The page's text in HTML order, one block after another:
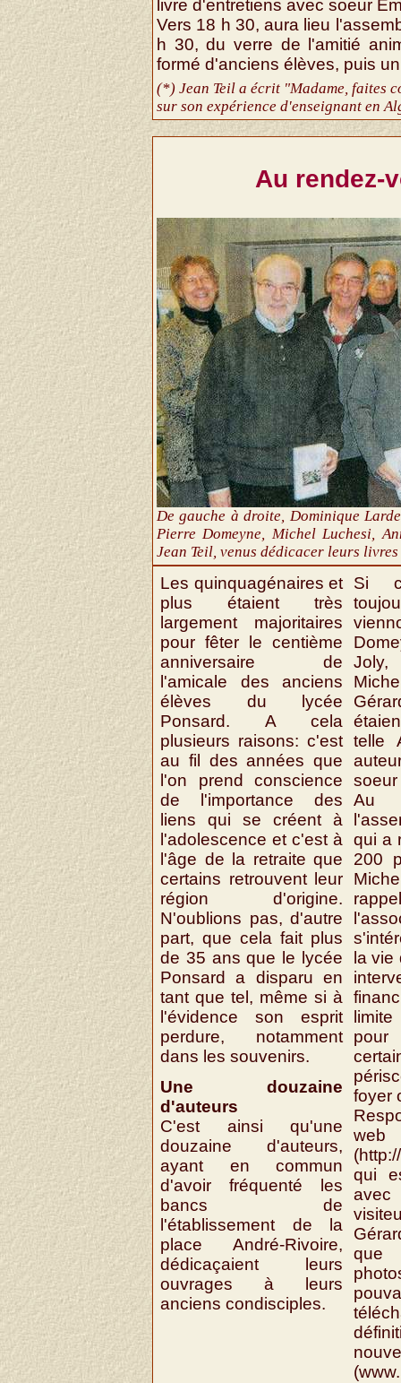
livre d'entretiens avec soeur
Vers 18 h 30, aura lieu
h 30, du verre de l'amitié
formé d'anciens élèves, puis
(*) Jean Teil a écrit "Madame, faites
sur son expérience d'enseignant en
Au rendez-
De gauche à droite, Dominique
Pierre Domeyne, Michel Luchesi,
Jean Teil, venus dédicacer leurs
Les quinquagénaires et
plus étaient très
largement majoritaires
pour fêter le centième
anniversaire de
l'amicale des anciens
élèves du lycée
Ponsard. A cela
plusieurs raisons: c'est
au fil des années que
l'on prend conscience
de l'importance des
liens qui se créent à
l'adolescence et c'est à
l'âge de la retraite que
certains retrouvent leur
région d'origine.
N'oublions pas, d'autre
part, que cela fait plus
de 35 ans que le lycée
Ponsard a disparu en
tant que tel, même si à
l'évidence son esprit
perdure, notamment
dans les souvenirs.
Une douzaine
d'auteurs
C'est ainsi qu'une
douzaine d'auteurs,
ayant en commun
d'avoir fréquenté les
bancs de
l'établissement de la
place André-Rivoire,
dédicaçaient leurs
ouvrages à leurs
anciens condisciples.
Si
telle
soeur
Au
qui a
200
la vie
foyer
web
qui
que